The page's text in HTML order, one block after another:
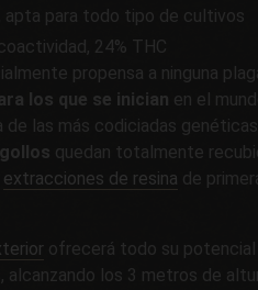
apta para todo tipo de cultivos
24% THC
propensa a ninguna
los que se inician en el
de las más codiciadas
quedan totalmente
extracciones de resina de
ofrecerá todo su
alcanzando los 3 metros de